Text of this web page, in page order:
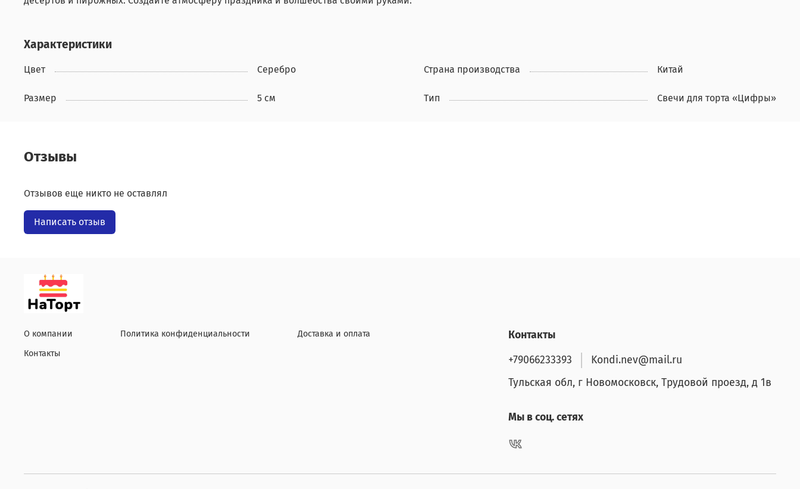
Характеристики
Цвет Серебро Страна производства Китай
Размер 5 см Тип Свечи для торта «Цифры»
Отзывы
Отзывов еще никто не оставлял
Написать отзыв
О компании
Контакты
Политика конфиденциальности Доставка и оплата
Контакты
+79066233393
Kondi.nev@mail.ru
Тульская обл, г Новомосковск, Трудовой проезд, д 1в
Мы в соц. сетях